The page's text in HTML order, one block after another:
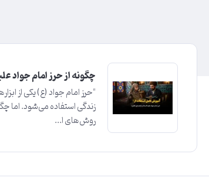
چگونه از حرز امام جواد
"حرز امام جواد (ع) یکی از
زندگی استفاده می‌شود. اما
روش‌های ا...